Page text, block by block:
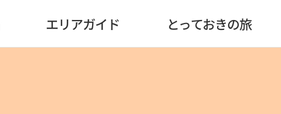
エリアガイド とっておきの旅